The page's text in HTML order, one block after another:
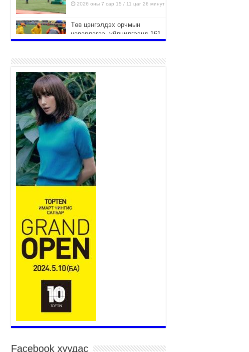
2026 оны 7 сар 15 / 11 цаг 26 минут
Төв цэнгэлдэх орчмын
цэвэрлэгээ, үйлчилгээнд 161
ажилтан, 27 техниктэй
2026 оны 7 сар 15 / 11 цаг 22 минут
Наадмын амралтын өдрүүдэд
нийслэлийн эрүүл мэндийн
байгууллагууд дараах
хуваарийн дагуу ажиллана
2026 оны 7 сар 15 / 11 цаг 18 минут
Үндэсний их баяр наадам
эхэллээ
2026 оны 7 сар 15 / 11 цаг 14 минут
Үер усны аюулаас сэргийлж, нийслэлийн Онцгой
байдлын газрын 162 алба хаагч үүрэг гүйцэтгэж
байна
2026 оны 7 сар 15 / 11 цаг 07 минут
Үндэсний их сурын харваанд 850 харваач цэц
мэргэнээ сорьж байна
2026 оны 7 сар 15 / 11 цаг 03 минут
Төв цэнгэлдэхийн эргэн тойронд
2026 оны 7 сар 15 / 10 цаг 58 минут
Үндэсний их баяр наадмын шагайн харваа
насанд хүрэгчдийн багийн харваагаар
үргэлжилж байна
2026 оны 7 сар 15 / 10 цаг 52 минут
Үндэсний их баяр наадмын хүчит бөхийн
Facebook хуудас